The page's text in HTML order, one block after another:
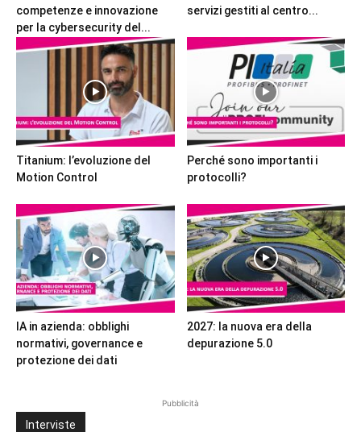
competenze e innovazione
per la cybersecurity del...
servizi gestiti al centro...
Titanium: l’evoluzione del
Motion Control
Perché sono importanti i
protocolli?
IA in azienda: obblighi
normativi, governance e
protezione dei dati
2027: la nuova era della
depurazione 5.0
Pubblicità
Interviste